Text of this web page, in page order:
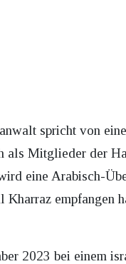
spricht von
als Mitglieder der
eine Arabisch-
empfangen
2023 bei einem